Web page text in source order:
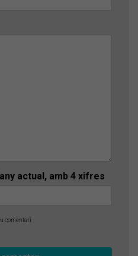
actual, amb 4 xifres
comentari